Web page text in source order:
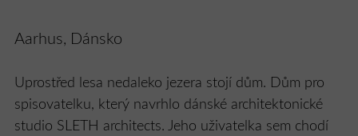
Aarhus, Dánsko
Uprostřed lesa nedaleko jezera stojí dům. Dům pro
spisovatelku, který navrhlo dánské architektonické
studio SLETH architects. Jeho uživatelka sem chodí